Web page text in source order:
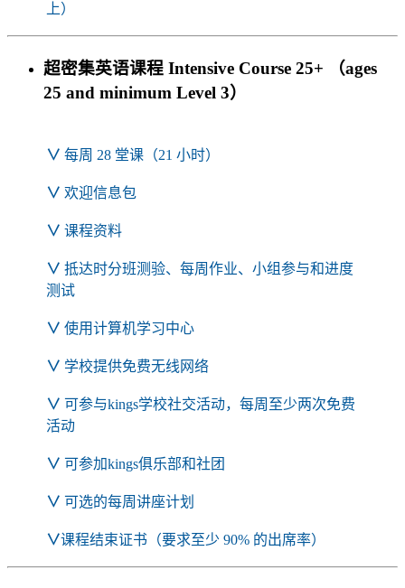
上）
超密集英语课程 Intensive Course 25+
（ages
25 and minimum Level 3）
∨ 每周 28 堂课（21 小时）
∨ 欢迎信息包
∨ 课程资料
∨ 抵达时分班测验、每周作业、小组参与和进度
测试
∨ 使用计算机学习中心
∨ 学校提供免费无线网络
∨ 可参与kings学校社交活动，每周至少两次免费
活动
∨ 可参加kings俱乐部和社团
∨ 可选的每周讲座计划
∨课程结束证书（要求至少 90% 的出席率）